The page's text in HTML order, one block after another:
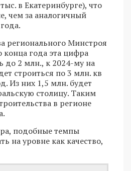
в Екатеринбурге), что
чем за аналогичный
регионального Минстроя
года эта цифра
до 2 млн., к 2024-му на
строиться по 3 млн. кв
Из них 1,5 млн. будет
столицу. Таким
в регионе
подобные темпы
на уровне как качество,